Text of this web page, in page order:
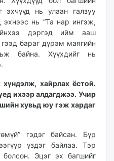
эхчүүд нь улаан галзуу
нь “Та нар ингэж,
дэргэд ийм ааш
бараг дүрэм маягийн
байна. Хүүхдийг нь
хайрлах ёстой.
ихээр алдагджээ. Учир
хувьд юу гэж хардаг
гэдэг байсан. Бүр
үздэг байлаа. Тэр
болсон. Эцэг эх багшийг